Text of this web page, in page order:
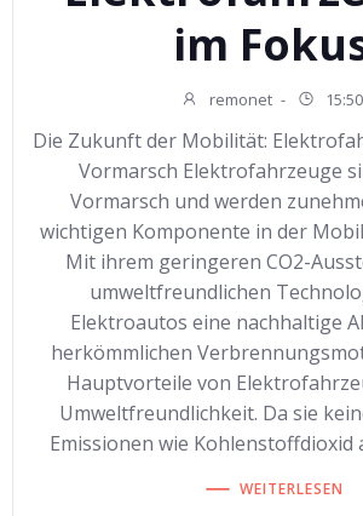
im
remonet - 15:50
Die Zukunft der Mobilität:
Vormarsch Elektrofahrzeuge
Vormarsch und werden
wichtigen Komponente in der
Mit ihrem geringeren CO2-
umweltfreundlichen
Elektroautos eine nachhaltige
herkömmlichen
Hauptvorteile von
Umweltfreundlichkeit. Da sie
Emissionen wie
WEITERLESEN